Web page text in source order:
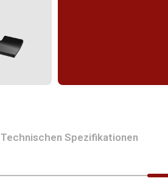
Technischen Spezifikationen